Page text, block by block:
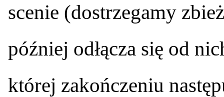
scenie (dostrzegamy
później odłącza się od
której zakończeniu